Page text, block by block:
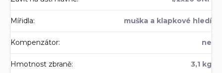
Mířidla: muška a klapkové hledí
Kompenzátor: ne
Hmotnost zbraně: 3,1 kg